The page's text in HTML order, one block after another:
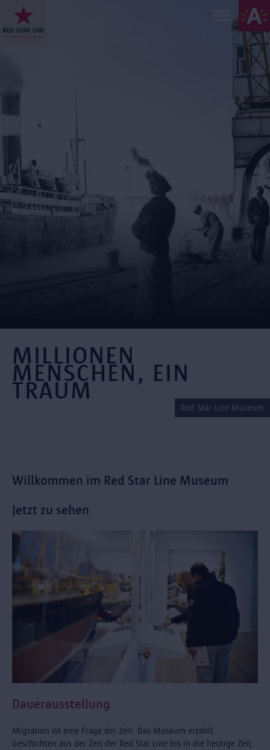
Inhalt
Red Star Line Museum
MILLIONEN
MENSCHEN, EIN
TRAUM
Willkommen im Red Star Line Museum
Jetzt zu sehen
Dauerausstellung
Migration ist eine Frage der Zeit. Das Museum erzählt
Geschichten aus der Zeit der Red Star Line bis in die heutige Zeit.